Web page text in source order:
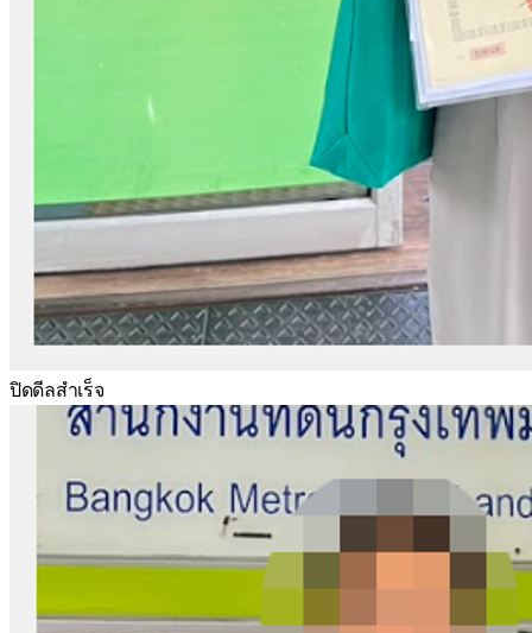
ปิดดีลสำเร็จ